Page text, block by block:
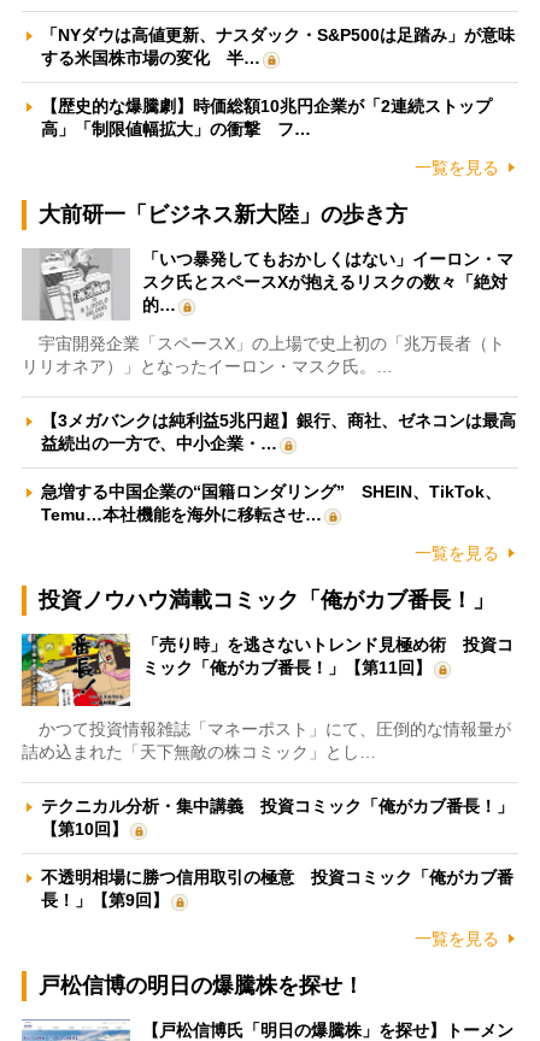
「NYダウは高値更新、ナスダック・S&P500は足踏み」が意味
する米国株市場の変化 半…
【歴史的な爆騰劇】時価総額10兆円企業が「2連続ストップ
高」「制限値幅拡大」の衝撃 フ…
一覧を見る
大前研一「ビジネス新大陸」の歩き方
「いつ暴発してもおかしくはない」イーロン・マ
スク氏とスペースXが抱えるリスクの数々「絶対
的…
宇宙開発企業「スペースX」の上場で史上初の「兆万長者（ト
リリオネア）」となったイーロン・マスク氏。…
【3メガバンクは純利益5兆円超】銀行、商社、ゼネコンは最高
益続出の一方で、中小企業・…
急増する中国企業の“国籍ロンダリング” SHEIN、TikTok、
Temu…本社機能を海外に移転させ…
一覧を見る
投資ノウハウ満載コミック「俺がカブ番長！」
「売り時」を逃さないトレンド見極め術 投資コ
ミック「俺がカブ番長！」【第11回】
かつて投資情報雑誌「マネーポスト」にて、圧倒的な情報量が
詰め込まれた「天下無敵の株コミック」とし…
テクニカル分析・集中講義 投資コミック「俺がカブ番長！」
【第10回】
不透明相場に勝つ信用取引の極意 投資コミック「俺がカブ番
長！」【第9回】
一覧を見る
戸松信博の明日の爆騰株を探せ！
【戸松信博氏「明日の爆騰株」を探せ】トーメン